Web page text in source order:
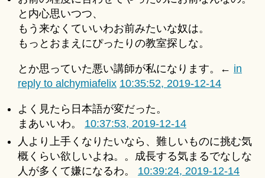
と内心思いつつ、
もう来なくていいわお前みたいな奴は。
もっとおまえにぴったりの教室探しな。
とか思っていた悪い講師が私になります。← in
reply to alchymiafelix 10:35:52, 2019-12-14
よく見たら日本語が変だった。
まあいいわ。 10:37:53, 2019-12-14
人より上手くなりたいなら、難しいものに挑む気
概くらい欲しいよね。。成長する気まるでなしな
人が多くて嫌になるわ。 10:39:24, 2019-12-14